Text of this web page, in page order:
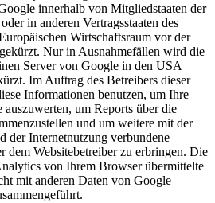
innerhalb von Mitgliedstaaten der
in anderen Vertragsstaaten des
Wirtschaftsraum vor der
Nur in Ausnahmefällen wird die
Server von Google in den USA
Im Auftrag des Betreibers dieser
Informationen benutzen, um Ihre
auszuwerten, um Reports über die
und um weitere mit der
der Internetnutzung verbundene
dem Websitebetreiber zu erbringen. Die
von Ihrem Browser übermittelte
mit anderen Daten von Google